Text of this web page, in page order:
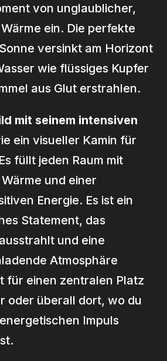
von unglaublicher,
ein. Die perfekte
versinkt am Horizont
wie flüssiges Kupfer
aus Glut erstrahlen.
mit seinem intensiven
ein visueller Kamin für
füllt jeden Raum mit
und einer
Energie. Es ist ein
Statement, das
und eine
Atmosphäre
für einen zentralen Platz
oder überall dort, wo du
Impuls